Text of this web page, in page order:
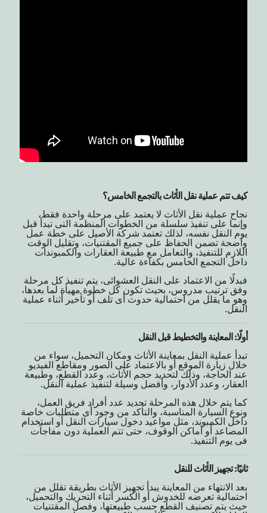
كيف تتم عملية نقل الأثاث بالتجمع الخامس؟
نجاح عملية نقل الأثاث لا يعتمد على مرحلة واحدة فقط،
وإنما على تنفيذ سلسلة من الخطوات المنظمة التى تبدأ قبل
يوم النقل نفسه، لذلك تعتمد شركة الأصيل على خطة عمل
واضحة تضمن الحفاظ على جميع المقتنيات، وتقليل الوقت
اللازم للتنفيذ، والتعامل مع طبيعة العقارات والكمبوندات
داخل التجمع الخامس بكفاءة عالية.
فبدلًا من الاعتماد على النقل العشوائى، يتم تنفيذ كل مرحلة
وفق ترتيب مدروس، بحيث تكون كل خطوة مهيأة لما بعدها،
وهو ما يقلل من احتمالية حدوث أى تلف أو تأخير أثناء عملية
النقل.
أولًا: المعاينة والتخطيط قبل النقل
تبدأ عملية النقل بمعاينة الأثاث ومكان التحميل، سواء من
خلال زيارة الموقع أو بالاعتماد على الصور ومقاطع الفيديو
عند الحاجة، وذلك لتحديد حجم الأثاث، وعدد القطع، وطبيعة
العقار، وعدد الأدوار، وأفضل وسيلة لتنفيذ عملية النقل.
كما يتم خلال هذه المرحلة تحديد عدد أفراد فريق العمل،
ونوع السيارة المناسبة، والتأكد من وجود أى متطلبات خاصة
داخل الكمبوند، مثل مواعيد دخول سيارات النقل أو استخدام
المصاعد أو أماكن الوقوف، حتى تتم العملية دون مفاجآت
فى يوم التنفيذ.
ثانيًا: تجهيز الأثاث للنقل
بعد الانتهاء من المعاينة يبدأ تجهيز الأثاث بطريقة تقلل من
احتمالية تعرضه للخدوش أو الكسر أثناء التحريك والتحميل،
حيث يتم تصنيف القطع حسب طبيعتها، وفصل المقتنيات